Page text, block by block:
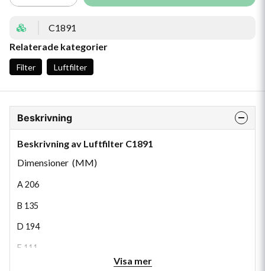
C1891
Relaterade kategorier
Filter Luftfilter
Beskrivning
Beskrivning av Luftfilter C1891
Dimensioner (MM)
A206
B 135
D 194
E 111
Visa mer